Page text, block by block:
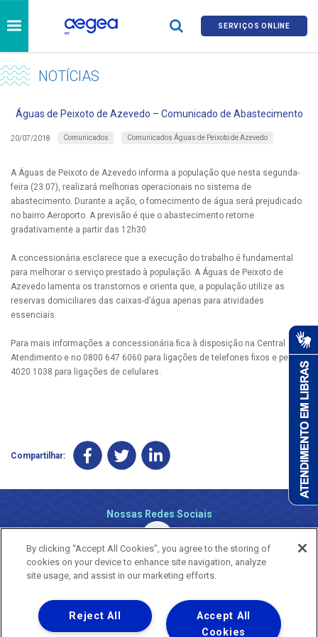
SERVIÇOS ONLINE
NOTÍCIAS
Águas de Peixoto de Azevedo – Comunicado de Abastecimento
20/07/2018 Comunicados Comunicados Águas de Peixoto de Azevedo
A Águas de Peixoto de Azevedo informa a população que nesta segunda-
feira (23.07), realizará melhorias operacionais no sistema de
abastecimento. Durante a ação, o fornecimento de água será prejudicado
no bairro Aeroporto. A previsão é que o abastecimento retorne
gradativamente a partir das 12h30
A concessionária esclarece que a execução do trabalho é fundamental
para melhorar o serviço prestado à população. A Águas de Peixoto de
Azevedo lamenta os transtornos e orienta que, a população utilize as
reservas domiciliares das caixas-d’água apenas para atividades
essenciais.
Para mais informações a concessionária fica à disposição na Central de
Atendimento e no 0800 647 6060 para ligações de telefones fixos e pelo
4020 1038 para ligações de celulares.
Compartilhar:
Nossas Redes Sociais
Uma empresa
Copyright ® 2026 - Todos os Direitos Reservados.
By clicking “Accept All Cookies”, you agree to the storing of
cookies on your device to enhance site navigation, analyze
site usage, and assist in our marketing efforts.
Accept All
Cookies
Reject All